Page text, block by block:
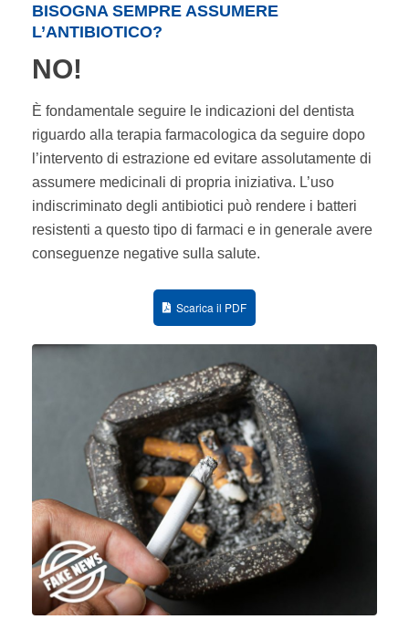
BISOGNA SEMPRE ASSUMERE
L’ANTIBIOTICO?
NO!
È fondamentale seguire le indicazioni del dentista
riguardo alla terapia farmacologica da seguire dopo
l’intervento di estrazione ed evitare assolutamente di
assumere medicinali di propria iniziativa. L’uso
indiscriminato degli antibiotici può rendere i batteri
resistenti a questo tipo di farmaci e in generale avere
conseguenze negative sulla salute.
Scarica il PDF